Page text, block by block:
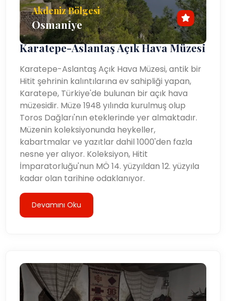
Akdeniz Bölgesi
Osmaniye
Karatepe-Aslantaş Açık Hava Müzesi
Karatepe-Aslantaş Açık Hava Müzesi, antik bir
Hitit şehrinin kalıntılarına ev sahipliği yapan,
Karatepe, Türkiye'de bulunan bir açık hava
müzesidir. Müze 1948 yılında kurulmuş olup
Toros Dağları'nın eteklerinde yer almaktadır.
Müzenin koleksiyonunda heykeller,
kabartmalar ve yazıtlar dahil 1000'den fazla
nesne yer alıyor. Koleksiyon, Hitit
İmparatorluğu'nun MÖ 14. yüzyıldan 12. yüzyıla
kadar olan tarihine odaklanıyor.
Devamını Oku